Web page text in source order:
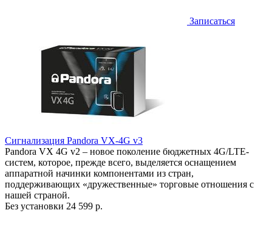
Записаться
Сигнализация Pandora VX-4G v3
Pandora VX 4G v2 – новое поколение бюджетных 4G/LTE-
систем, которое, прежде всего, выделяется оснащением
аппаратной начинки компонентами из стран,
поддерживающих «дружественные» торговые отношения с
нашей страной.
Без установки 24 599 р.